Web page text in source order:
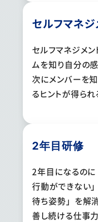
セルフマネ
セルフマネジメ
ムを知り自分の
次にメンバーを
るヒントが得られ
2年目研修
2年目になるの
行動ができない
待ち姿勢」を解
善し続ける仕事